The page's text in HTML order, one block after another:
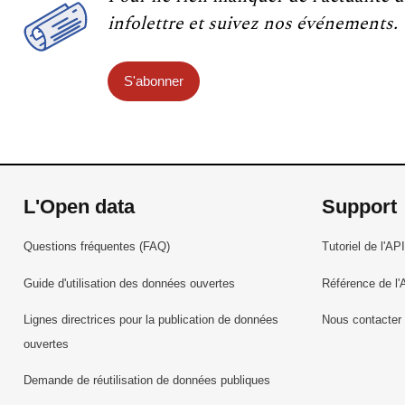
infolettre et suivez nos événements.
S'abonner
L'Open data
Questions fréquentes (FAQ)
Guide d'utilisation des données ouvertes
Lignes directrices pour la publication de données
ouvertes
Demande de réutilisation de données publiques
Support
Tutoriel de l'API
Référence de
Nous contacter